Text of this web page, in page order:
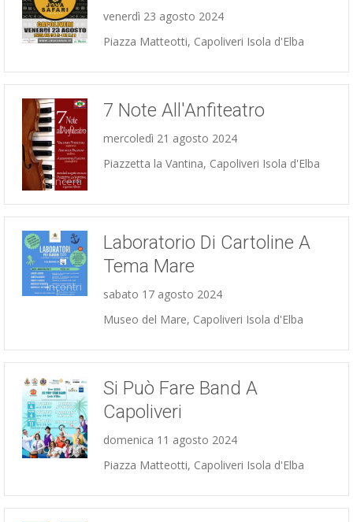
Concerti
venerdì 23 agosto 2024
Piazza Matteotti, Capoliveri Isola d'Elba
Concerti
7 Note All'Anfiteatro
mercoledì 21 agosto 2024
Piazzetta la Vantina, Capoliveri Isola d'Elba
Incontri
Laboratorio Di Cartoline A
Tema Mare
sabato 17 agosto 2024
Museo del Mare, Capoliveri Isola d'Elba
Concerti
Si Può Fare Band A
Capoliveri
domenica 11 agosto 2024
Piazza Matteotti, Capoliveri Isola d'Elba